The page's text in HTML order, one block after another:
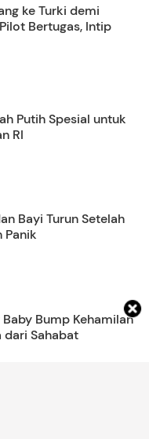
ke Turki demi
Bertugas, Intip
Putih Spesial untuk
RI
Bayi Turun Setelah
Panik
Bump Kehamilan
dari Sahabat